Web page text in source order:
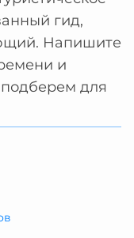
гид,
Напишите
и
для